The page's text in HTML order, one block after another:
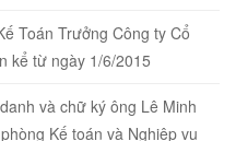
Toán Trưởng Công ty Cổ
kể từ ngày 1/6/2015
và chữ ký ông Lê Minh
Kế toán và Nghiệp vụ